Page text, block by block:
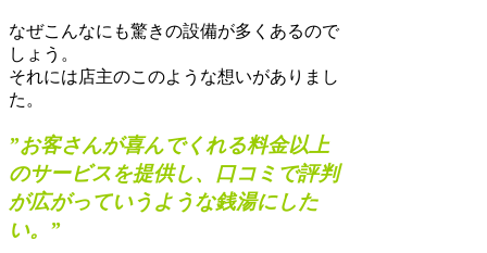
なぜこんなにも驚きの設備が多くあるので
しょう。
それには店主のこのような想いがありまし
た。
”お客さんが喜んでくれる料金以上
のサービスを提供し、口コミで評判
が広がっていうような銭湯にした
い。 ”